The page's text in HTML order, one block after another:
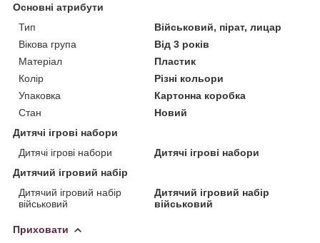
Основні атрибути
Тип
Військовий, пірат, лицар
Вікова група
Від 3 років
Матеріал
Пластик
Колір
Різні кольори
Упаковка
Картонна коробка
Стан
Новий
Дитячі ігрові набори
Дитячі ігрові набори
Дитячі ігрові набори
Дитячий ігровий набір
Дитячий ігровий набір
військовий
Дитячий ігровий набір
військовий
Приховати